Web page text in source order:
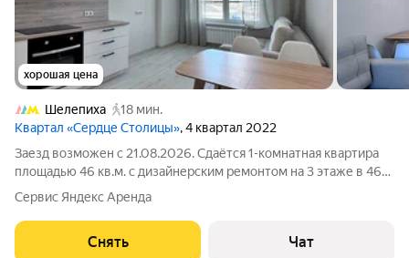
хорошая цена
Шелепиха
18 мин.
Квартал «Сердце Столицы», 4 квартал 2022
Заезд возможен с 21.08.2026. Сдаётся 1-комнатная квартира
площадью 46 кв.м. с дизайнерским ремонтом на 3 этаже в 46-
этажном доме на срок от 11 месяцев. Из техники есть:
Телевизор Духовой шкаф Стиральная машина Холодильник
Посудомоечная машина
Сервис Яндекс Аренда
Снять Чат